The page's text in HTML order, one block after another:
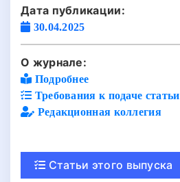
Дата публикации:
30.04.2025
О журнале:
Подробнее
Требования к подаче статьи
Редакционная коллегия
Статьи этого выпуска